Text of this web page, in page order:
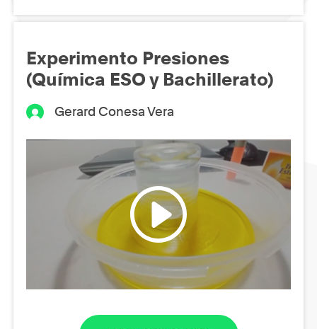
Experimento Presiones
(Química ESO y Bachillerato)
Gerard Conesa Vera